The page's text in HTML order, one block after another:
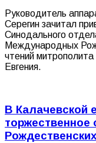
Руководитель
Серегин зачитал
Синодального
Международных
чтений митрополита
Евгения.
В Калачевской
торжественное